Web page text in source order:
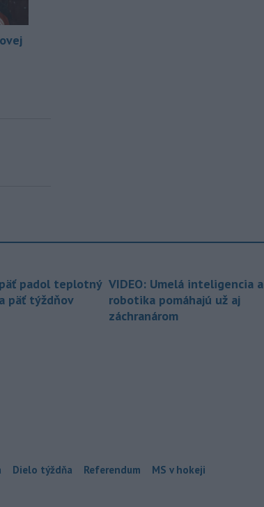
padol teplotný
päť týždňov
VIDEO: Umelá inteligencia a
robotika pomáhajú už aj
záchranárom
Dielo týždňa Referendum MS v hokeji